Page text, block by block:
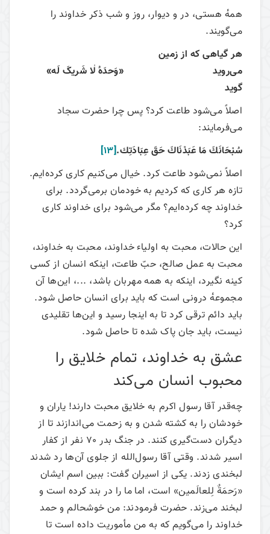
همهٔ هستی، در و دیوار، روز و شب ذکر خداوند را
می‌گویند.
هر گیاهی که از زمین
می‌روید «وَحدَهُ لٰا شَریکَ لَه»
گوید
اصلاً می‌شود طاعت کرد؟ پس چرا حضرت سجاد
می‌فرمایند:
سُبْحَانَكَ مَا عَبَدْنَاكَ‏ حَقَ‏ عِبَادَتِك.[13]
اصلاً نمی‌شود طاعت کرد. خیال می‌کنیم کاری کرده‌ایم.
تازه هر کاری که کردیم به خودمان برمی‌گردد. برای
خداوند چه کرده‌ایم؟ مگر می‌شود برای خداوند کاری
کرد؟
این حالات، محبت به اولیاء خداوند، محبت به خداوند،
محبت به عمل صالح، حبّ طاعت، اینکه انسان از کسی
کینه نگیرد، اینکه به همه مهربان باشد، ...، این‌ها آن
مجموعهٔ درونی است که باید برای انسان حاصل شود.
باید دائم ترقی کرد تا به اینجا رسید و این‌ها تقلیدی
نیست، باید جان پاک شده تا حاصل شود.
عشق به خداوند، تمام خلایق را
محبوب انسان می‌کند
چه‌قدر آقا رسول اکرم به خلایق محبت دارند! یاران و
خودشان را به کشته شدن و به زحمت می‌اندازند تا از
دیگران دست‌گیری کنند. در جنگ بدر 70 نفر از کفار
اسیر شدند. وقتی آقا رسول‌الله از جلوی آن‌ها رد شدند
لبخندی ‌زدند. یکی از اسیران گفت: ببین اسم ایشان
«رَحمَةٌ لِلعالَمین» است، اما ما را در بند کرده است و
لبخند می‌زند. حضرت فرمودند: من خوشحالم و حمد
خداوند را می‌گویم که به من مأموریت داده است تا